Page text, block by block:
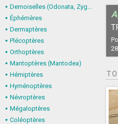
Demoiselles (Odonata, Zygoptera)
Éphémères
Dermaptères
Plécoptères
Orthoptères
Mantoptères (Mantodea)
Hémiptères
Hyménoptères
Névroptères
Mégaloptères
Coléoptères